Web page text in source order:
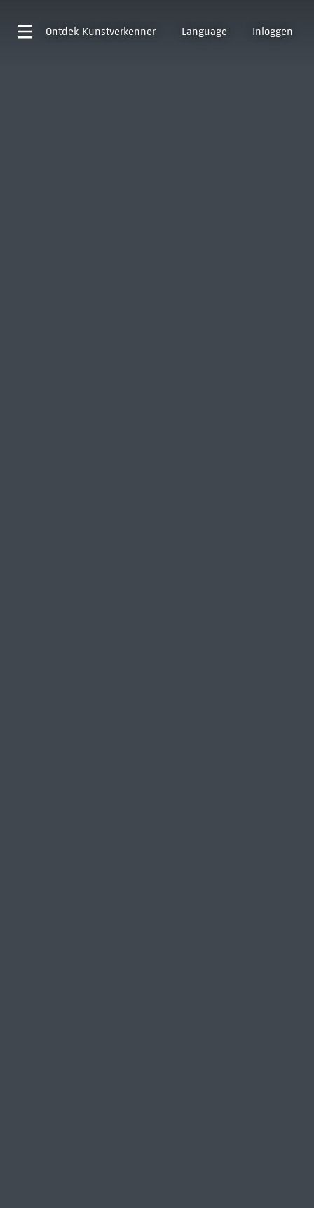
Ontdek Kunstverkenner Language Inloggen